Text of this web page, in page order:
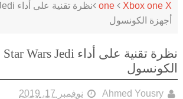
one
Xbox one X
أجهزة الكونسول
الكونسول
Ahmed Yousry نوفمبر 17, 2019